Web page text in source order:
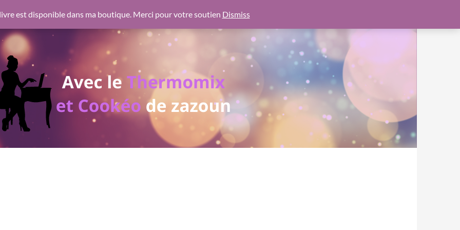
est disponible dans ma boutique. Merci pour votre soutien Dismiss